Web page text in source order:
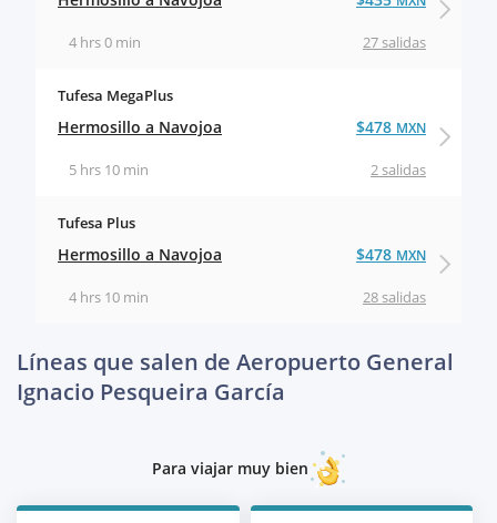
27 salidas
4 hrs 0 min
Tufesa MegaPlus
Hermosillo a Navojoa
2 salidas
5 hrs 10 min
$478 MXN
Tufesa Plus
Hermosillo a Navojoa
28 salidas
4 hrs 10 min
$478 MXN
Líneas que salen de Aeropuerto General
Ignacio Pesqueira García
Para viajar muy bien